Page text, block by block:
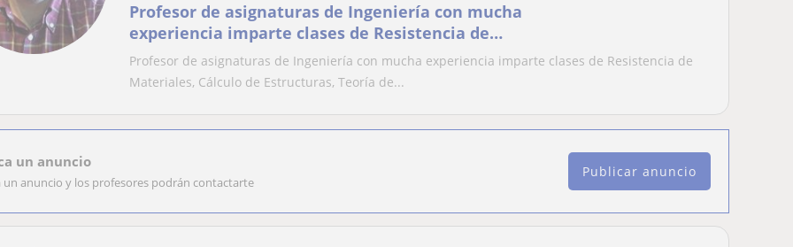
Profesor de asignaturas de Ingeniería con mucha
experiencia imparte clases de Resistencia de
Materiales, Cálculo de Estructuras, Teoría de
Estructuras, Tecnología de Estructuras, Física,
Infinitesimal y otr
Profesor de asignaturas de Ingeniería con mucha experiencia imparte clases de Resistencia de
Materiales, Cálculo de Estructuras, Teoría de...
un anuncio
un anuncio y los profesores podrán contactarte
Publicar anuncio